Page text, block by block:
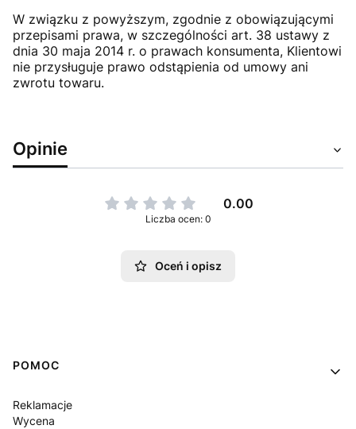
W związku z powyższym, zgodnie z obowiązującymi
przepisami prawa, w szczególności art. 38 ustawy z
dnia 30 maja 2014 r. o prawach konsumenta, Klientowi
nie przysługuje prawo odstąpienia od umowy ani
zwrotu towaru.
Opinie
0.00
Liczba ocen: 0
Oceń i opisz
Linki w stopce
POMOC
Reklamacje
Wycena